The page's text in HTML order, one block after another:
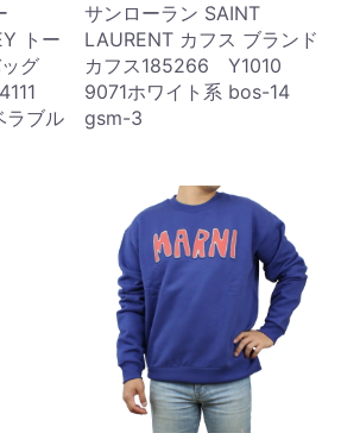
トー
グ
ラブル
サンローラン SAINT
LAURENT カフス ブランド
カフス185266 Y1010
9071ホワイト系 bos-14
gsm-3